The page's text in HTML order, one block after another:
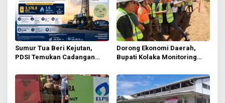
Sumur Tua Beri Kejutan,
PDSI Temukan Cadangan
Prabumulih
Dorong Ekonomi Daerah,
Bupati Kolaka Monitoring